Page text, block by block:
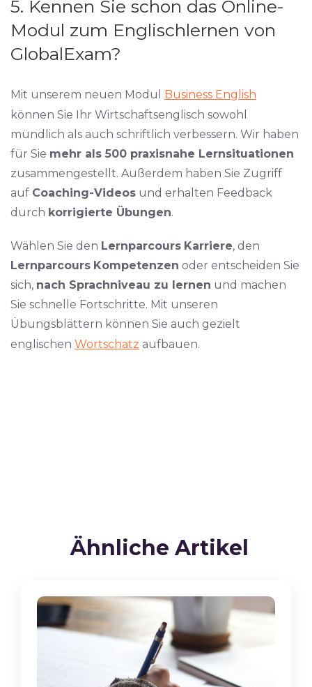
5. Kennen Sie schon das Online-
Modul zum Englischlernen von
GlobalExam?
Mit unserem neuen Modul Business English
können Sie Ihr Wirtschaftsenglisch sowohl
mündlich als auch schriftlich verbessern. Wir haben
für Sie mehr als 500 praxisnahe Lernsituationen
zusammengestellt. Außerdem haben Sie Zugriff
auf Coaching-Videos und erhalten Feedback
durch korrigierte Übungen.
Wählen Sie den Lernparcours Karriere, den
Lernparcours Kompetenzen oder entscheiden Sie
sich, nach Sprachniveau zu lernen und machen
Sie schnelle Fortschritte. Mit unseren
Übungsblättern können Sie auch gezielt
englischen Wortschatz aufbauen.
Ähnliche Artikel